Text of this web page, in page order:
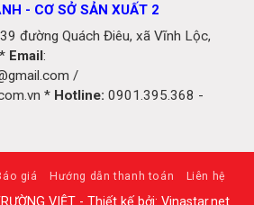
- CƠ SỞ SẢN XUẤT 2
đường Quách Điêu, xã Vĩnh Lộc,
Email:
/
* Hotline: 0901.395.368 -
giá Hướng dẫn thanh toán Liên hệ